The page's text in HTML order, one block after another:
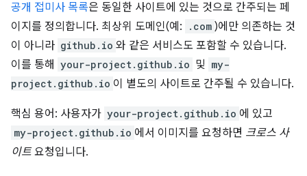
공개 접미사 목록은 동일한 사이트에 있는 것으로 간주되는 페
이지를 정의합니다. 최상위 도메인(예:
.com )에만 의존하는 것
이 아니라 github.io 와 같은 서비스도 포함할 수 있습니다.
이를 통해 your-project.github.io 및 my-
project.github.io 이 별도의 사이트로 간주될 수 있습니다.
핵심 용어: 사용자가 your-project.github.io 에 있고
my-project.github.io 에서 이미지를 요청하면 크로스 사
이트요청입니다.